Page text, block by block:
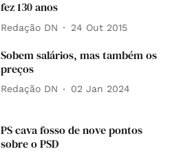
fez 130 anos
Redação DN 24 Out 2015
Sobem salários, mas também os
preços
Redação DN 02 Jan 2024
PS cava fosso de nove pontos
sobre o PSD